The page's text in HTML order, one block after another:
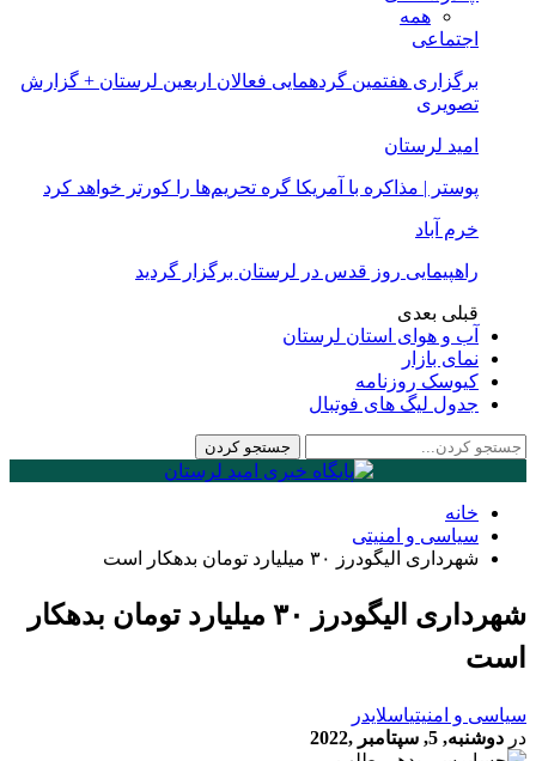
همه
اجتماعی
برگزاری هفتمین گردهمایی فعالان اربعین لرستان + گزارش
تصویری
امید لرستان
پوستر | مذاکره با آمریکا گره تحریم‌ها را کورتر خواهد کرد
خرم آباد
راهپیمایی روز قدس در لرستان برگزار گردید
قبلی بعدی
آب و هوای استان لرستان
نمای بازار
کیوسک روزنامه
جدول لیگ های فوتبال
خانه
سیاسی و امنیتی
شهرداری الیگودرز ۳۰ میلیارد تومان بدهکار است
شهرداری الیگودرز ۳۰ میلیارد تومان بدهکار
است
سیاسی و امنیتیاسلایدر
در دوشنبه, 5, سپتامبر ,2022